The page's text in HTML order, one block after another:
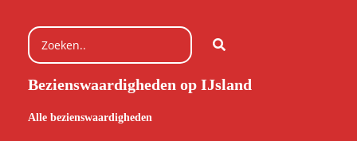
Bezienswaardigheden op IJsland
Alle bezienswaardigheden